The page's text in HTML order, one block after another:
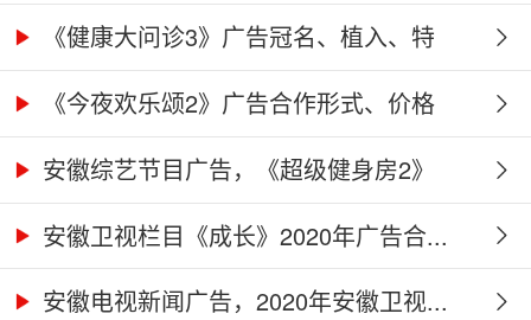
权...《健康大问诊3》广告冠名、植入、特
别...《今夜欢乐颂2》广告合作形式、价格
及...安徽综艺节目广告，《超级健身房2》
广...安徽卫视栏目《成长》2020年广告合...
安徽电视新闻广告，2020年安徽卫视...